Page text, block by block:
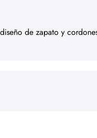
de zapato y